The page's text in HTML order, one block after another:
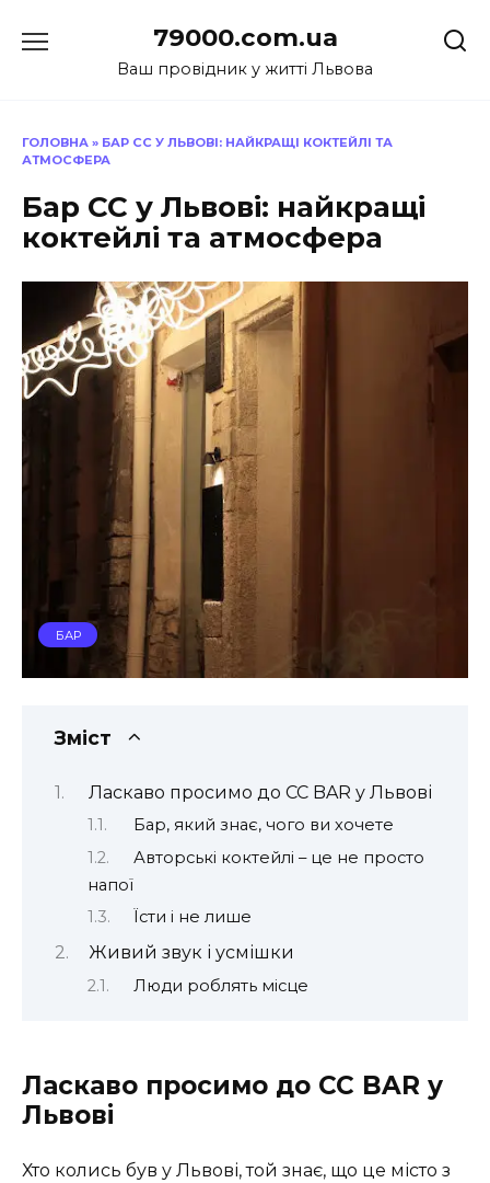
до
79000.com.ua
Ваш провідник у житті Львова
ГОЛОВНА » БАР CC У ЛЬВОВІ: НАЙКРАЩІ КОКТЕЙЛІ ТА
АТМОСФЕРА
Бар CC у Львові: найкращі
коктейлі та атмосфера
БАР
Зміст
Ласкаво просимо до CC BAR у Львові
Бар, який знає, чого ви хочете
Авторські коктейлі – це не просто
напої
Їсти і не лише
Живий звук і усмішки
Люди роблять місце
Ласкаво просимо до CC BAR у
Львові
Хто колись був у Львові, той знає, що це місто з